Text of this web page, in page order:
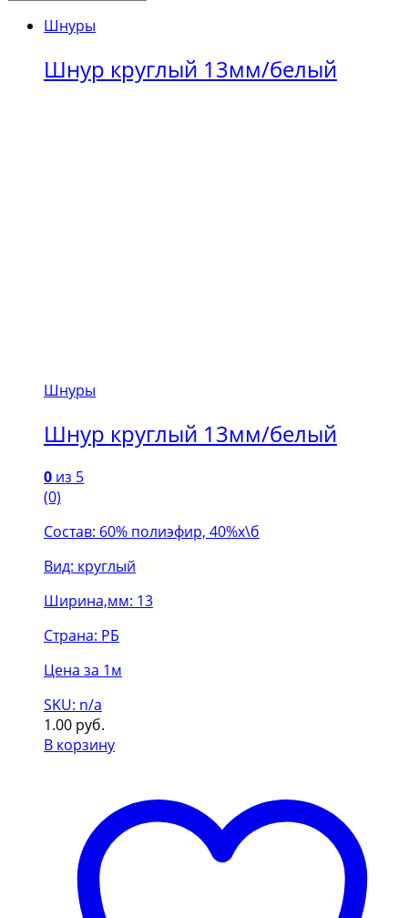
Шнуры
Шнур круглый 13мм/белый
Шнуры
Шнур круглый 13мм/белый
0 из 5
(0)
Состав: 60% полиэфир, 40%х\б
Вид: круглый
Ширина,мм: 13
Страна: РБ
Цена за 1м
SKU: n/a
1.00 руб.
В корзину